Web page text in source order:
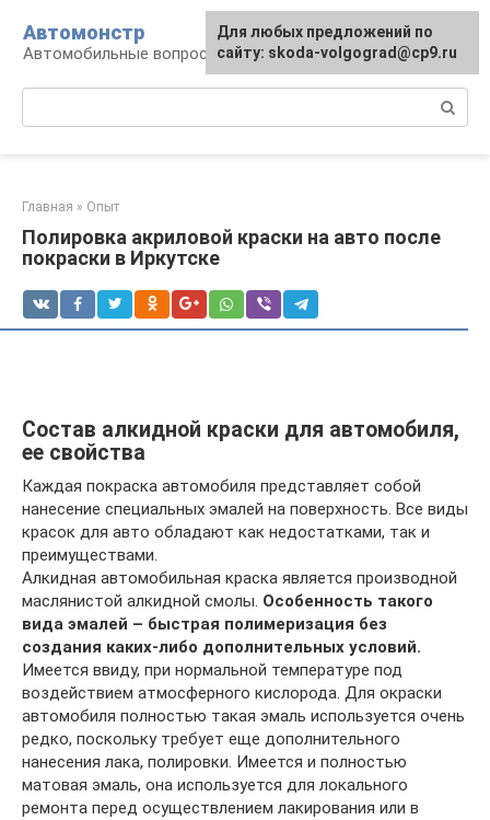
контенту
Автомонстр
Автомобильные вопросы и ответы
Главная » Опыт
Полировка акриловой краски на авто после
покраски в Иркутске
Состав алкидной краски для автомобиля,
ее свойства
Каждая покраска автомобиля представляет собой
нанесение специальных эмалей на поверхность. Все виды
красок для авто обладают как недостатками, так и
преимуществами.
Алкидная автомобильная краска является производной
маслянистой алкидной смолы. Особенность такого
вида эмалей – быстрая полимеризация без
создания каких-либо дополнительных условий.
Имеется ввиду, при нормальной температуре под
воздействием атмосферного кислорода. Для окраски
автомобиля полностью такая эмаль используется очень
редко, поскольку требует еще дополнительного
нанесения лака, полировки. Имеется и полностью
матовая эмаль, она используется для локального
ремонта перед осуществлением лакирования или в
Для любых предложений по
сайту: skoda-volgograd@cp9.ru